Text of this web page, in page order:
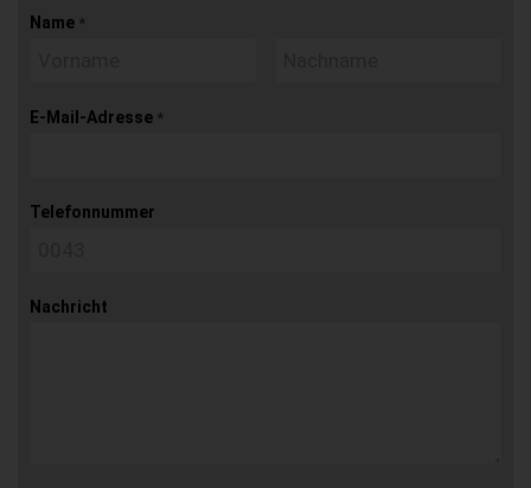
Name *
E-Mail-Adresse *
Telefonnummer
Nachricht